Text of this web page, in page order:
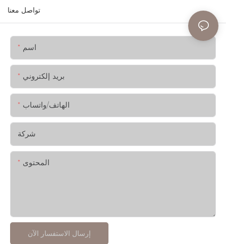
تواصل معنا
اسم
بريد إلكتروني
الهاتف/واتساب
شركة
المحتوى
إرسال الاستفسار الآن